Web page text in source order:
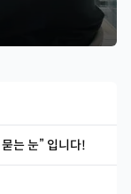
는 눈” 입니다!